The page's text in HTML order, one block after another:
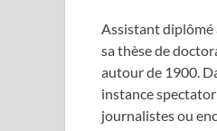
Assistant diplômé
sa thèse de
autour de 1900.
instance
journalistes ou